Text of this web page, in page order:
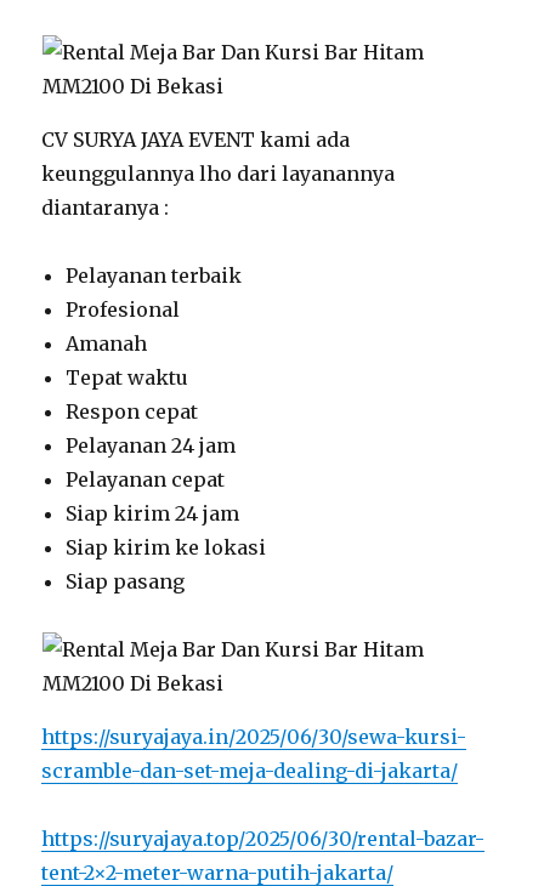
CV SURYA JAYA EVENT kami ada
keunggulannya lho dari layanannya
diantaranya :
Pelayanan terbaik
Profesional
Amanah
Tepat waktu
Respon cepat
Pelayanan 24 jam
Pelayanan cepat
Siap kirim 24 jam
Siap kirim ke lokasi
Siap pasang
https://suryajaya.in/2025/06/30/sewa-kursi-
scramble-dan-set-meja-dealing-di-jakarta/
https://suryajaya.top/2025/06/30/rental-bazar-
tent-2×2-meter-warna-putih-jakarta/